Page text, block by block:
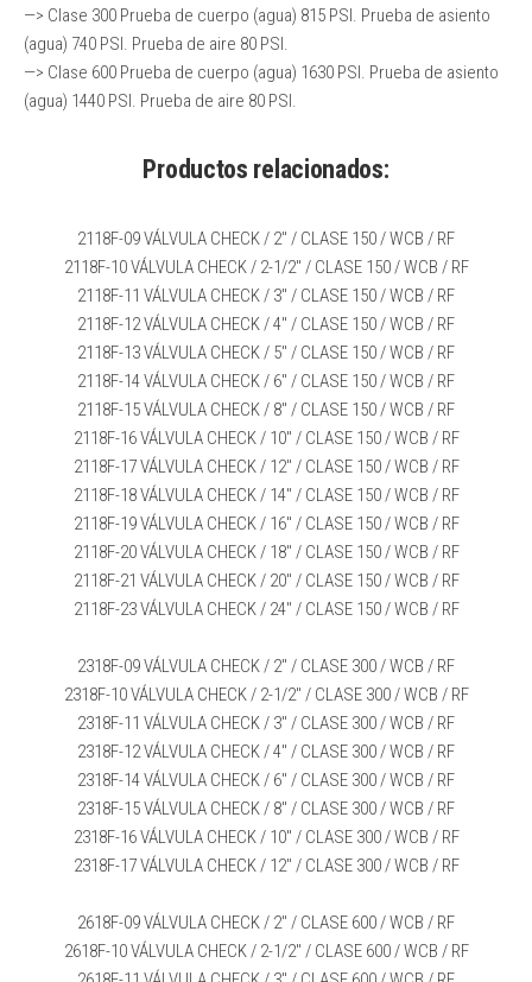
—> Clase 300 Prueba de cuerpo (agua) 815 PSI. Prueba de asiento
(agua) 740 PSI. Prueba de aire 80 PSI.
—> Clase 600 Prueba de cuerpo (agua) 1630 PSI. Prueba de asiento
(agua) 1440 PSI. Prueba de aire 80 PSI.
Productos relacionados:
2118F-09 VÁLVULA CHECK / 2″ / CLASE 150 / WCB / RF
2118F-10 VÁLVULA CHECK / 2-1/2″ / CLASE 150 / WCB / RF
2118F-11 VÁLVULA CHECK / 3″ / CLASE 150 / WCB / RF
2118F-12 VÁLVULA CHECK / 4″ / CLASE 150 / WCB / RF
2118F-13 VÁLVULA CHECK / 5″ / CLASE 150 / WCB / RF
2118F-14 VÁLVULA CHECK / 6″ / CLASE 150 / WCB / RF
2118F-15 VÁLVULA CHECK / 8″ / CLASE 150 / WCB / RF
2118F-16 VÁLVULA CHECK / 10″ / CLASE 150 / WCB / RF
2118F-17 VÁLVULA CHECK / 12″ / CLASE 150 / WCB / RF
2118F-18 VÁLVULA CHECK / 14″ / CLASE 150 / WCB / RF
2118F-19 VÁLVULA CHECK / 16″ / CLASE 150 / WCB / RF
2118F-20 VÁLVULA CHECK / 18″ / CLASE 150 / WCB / RF
2118F-21 VÁLVULA CHECK / 20″ / CLASE 150 / WCB / RF
2118F-23 VÁLVULA CHECK / 24″ / CLASE 150 / WCB / RF
2318F-09 VÁLVULA CHECK / 2″ / CLASE 300 / WCB / RF
2318F-10 VÁLVULA CHECK / 2-1/2″ / CLASE 300 / WCB / RF
2318F-11 VÁLVULA CHECK / 3″ / CLASE 300 / WCB / RF
2318F-12 VÁLVULA CHECK / 4″ / CLASE 300 / WCB / RF
2318F-14 VÁLVULA CHECK / 6″ / CLASE 300 / WCB / RF
2318F-15 VÁLVULA CHECK / 8″ / CLASE 300 / WCB / RF
2318F-16 VÁLVULA CHECK / 10″ / CLASE 300 / WCB / RF
2318F-17 VÁLVULA CHECK / 12″ / CLASE 300 / WCB / RF
2618F-09 VÁLVULA CHECK / 2″ / CLASE 600 / WCB / RF
2618F-10 VÁLVULA CHECK / 2-1/2″ / CLASE 600 / WCB / RF